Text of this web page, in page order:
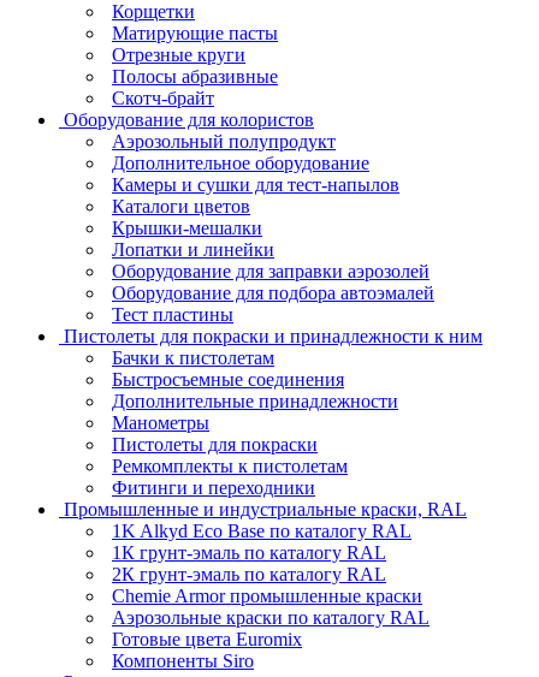
Корщетки
Матирующие пасты
Отрезные круги
Полосы абразивные
Скотч-брайт
Оборудование для колористов
Аэрозольный полупродукт
Дополнительное оборудование
Камеры и сушки для тест-напылов
Каталоги цветов
Крышки-мешалки
Лопатки и линейки
Оборудование для заправки аэрозолей
Оборудование для подбора автоэмалей
Тест пластины
Пистолеты для покраски и принадлежности к ним
Бачки к пистолетам
Быстросъемные соединения
Дополнительные принадлежности
Манометры
Пистолеты для покраски
Ремкомплекты к пистолетам
Фитинги и переходники
Промышленные и индустриальные краски, RAL
1K Alkyd Eco Base по каталогу RAL
1К грунт-эмаль по каталогу RAL
2К грунт-эмаль по каталогу RAL
Chemie Armor промышленные краски
Аэрозольные краски по каталогу RAL
Готовые цвета Euromix
Компоненты Siro